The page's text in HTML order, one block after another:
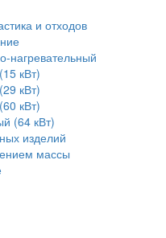
и отходов
нагревательный
кВт)
кВт)
кВт)
(64 кВт)
изделий
массы